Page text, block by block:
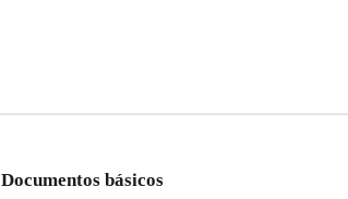
Documentos básicos